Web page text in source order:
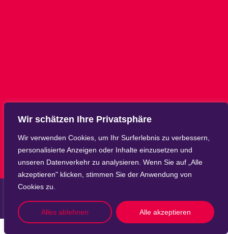
Wir schätzen Ihre Privatsphäre
Wir verwenden Cookies, um Ihr Surferlebnis zu verbessern,
personalisierte Anzeigen oder Inhalte einzusetzen und
unseren Datenverkehr zu analysieren. Wenn Sie auf „Alle
akzeptieren" klicken, stimmen Sie der Anwendung von
Cookies zu.
Alles ablehnen Alle akzeptieren